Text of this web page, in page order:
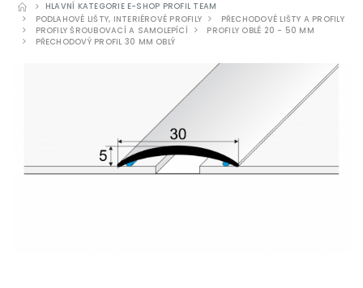
HLAVNÍ KATEGORIE E-SHOP PROFIL TEAM
PODLAHOVÉ LIŠTY, INTERIÉROVÉ PROFILY
PŘECHODOVÉ LIŠTY A PROFILY
PROFILY ŠROUBOVACÍ A SAMOLEPÍCÍ
PROFILY OBLÉ 20 - 50 MM
PŘECHODOVÝ PROFIL 30 MM OBLÝ